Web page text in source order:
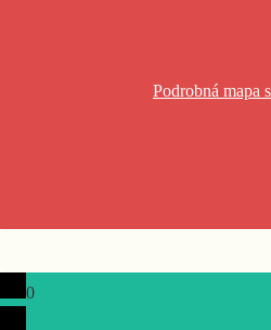
Podrobná mapa
0